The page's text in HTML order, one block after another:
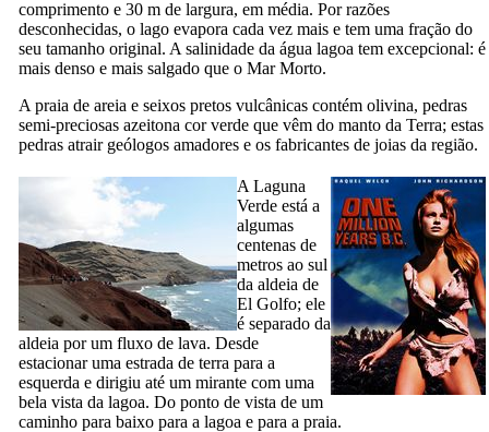
comprimento e 30 m de largura, em média. Por razões
desconhecidas, o lago evapora cada vez mais e tem uma fração do
seu tamanho original. A salinidade da água lagoa tem excepcional: é
mais denso e mais salgado que o Mar Morto.
A praia de areia e seixos pretos vulcânicas contém olivina, pedras
semi-preciosas azeitona cor verde que vêm do manto da Terra; estas
pedras atrair geólogos amadores e os fabricantes de joias da região.
A Laguna
Verde está a
algumas
centenas de
metros ao sul
da aldeia de
El Golfo; ele
é separado da
aldeia por um fluxo de lava. Desde
estacionar uma estrada de terra para a
esquerda e dirigiu até um mirante com uma
bela vista da lagoa. Do ponto de vista de um
caminho para baixo para a lagoa e para a praia.